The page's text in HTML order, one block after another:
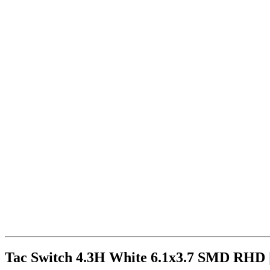
Tac Switch 4.3H White 6.1x3.7 SMD RHD